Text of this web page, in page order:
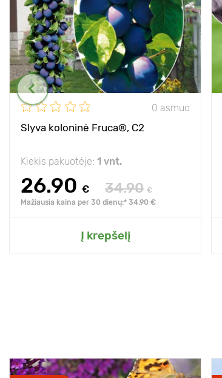
0 asmuo
Slyva koloninė Fruca®, C2
Kiekis pakuotėje: 1 vnt.
26.90 € 34.90 €
Mažiausia kaina per 30 dienų:* 34.90 €
Į krepšelį